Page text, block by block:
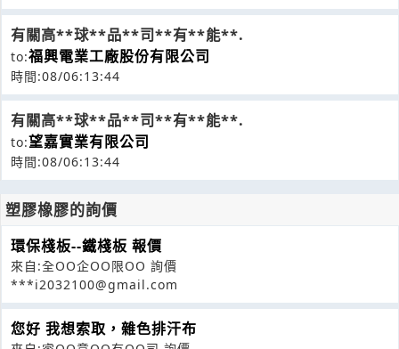
有關高**球**品**司**有**能**.
to:福興電業工廠股份有限公司
時間:08/06:13:44
有關高**球**品**司**有**能**.
to:望嘉實業有限公司
時間:08/06:13:44
塑膠橡膠的詢價
環保棧板--鐵棧板 報價
來自:全OO企OO限OO 詢價
***i2032100@gmail.com
您好 我想索取，雜色排汗布